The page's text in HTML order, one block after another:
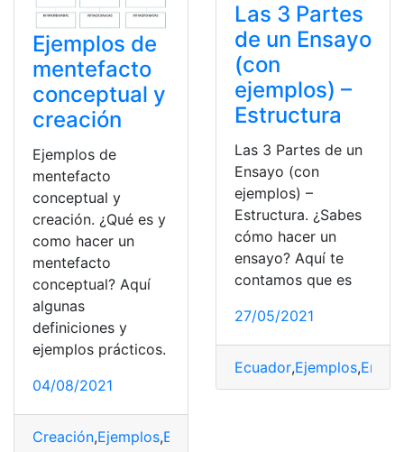
Ejemplos de
mentefacto
conceptual y
creación
Ejemplos de
mentefacto
conceptual y
creación. ¿Qué es y
como hacer un
mentefacto
conceptual? Aquí
algunas
definiciones y
ejemplos prácticos.
04/08/2021
Creación,Ejemplos,Estructura
Las 3 Partes
de un Ensayo
(con
ejemplos) –
Estructura
Las 3 Partes de un
Ensayo (con
ejemplos) –
Estructura. ¿Sabes
cómo hacer un
ensayo? Aquí te
contamos que es
27/05/2021
Ecuador,Ejemplos,